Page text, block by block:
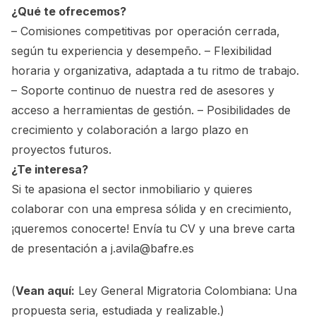
¿Qué te ofrecemos?
– Comisiones competitivas por operación cerrada,
según tu experiencia y desempeño. – Flexibilidad
horaria y organizativa, adaptada a tu ritmo de trabajo.
– Soporte continuo de nuestra red de asesores y
acceso a herramientas de gestión. – Posibilidades de
crecimiento y colaboración a largo plazo en
proyectos futuros.
¿Te interesa?
Si te apasiona el sector inmobiliario y quieres
colaborar con una empresa sólida y en crecimiento,
¡queremos conocerte! Envía tu CV y una breve carta
de presentación a j.avila@bafre.es
(Vean aquí: Ley General Migratoria Colombiana: Una
propuesta seria, estudiada y realizable.)